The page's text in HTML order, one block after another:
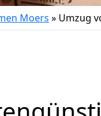
Moers » Umzug